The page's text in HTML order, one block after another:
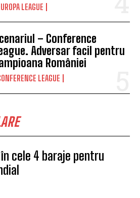
LEAGUE
– Conference
Adversar facil pentru
României
LEAGUE
cele 4 baraje pentru